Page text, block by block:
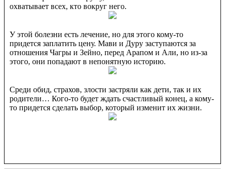
охватывает всех, кто вокруг него.
У этой болезни есть лечение, но для этого кому-то
придется заплатить цену. Мави и Дуру заступаются за
отношения Чагры и Зейно, перед Арапом и Али, но из-за
этого, они попадают в непонятную историю.
Среди обид, страхов, злости застряли как дети, так и их
родители… Кого-то будет ждать счастливый конец, а кому-
то придется сделать выбор, который изменит их жизни.